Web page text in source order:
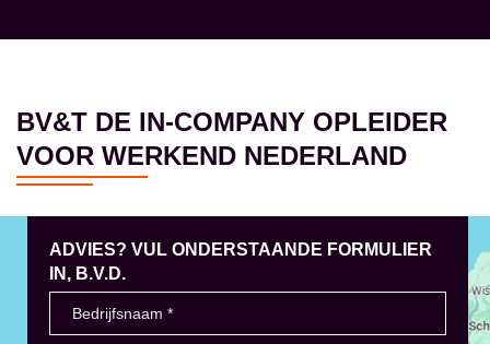
BV&T DE IN-COMPANY OPLEIDER
VOOR WERKEND NEDERLAND
ADVIES? VUL ONDERSTAANDE FORMULIER
IN, B.V.D.